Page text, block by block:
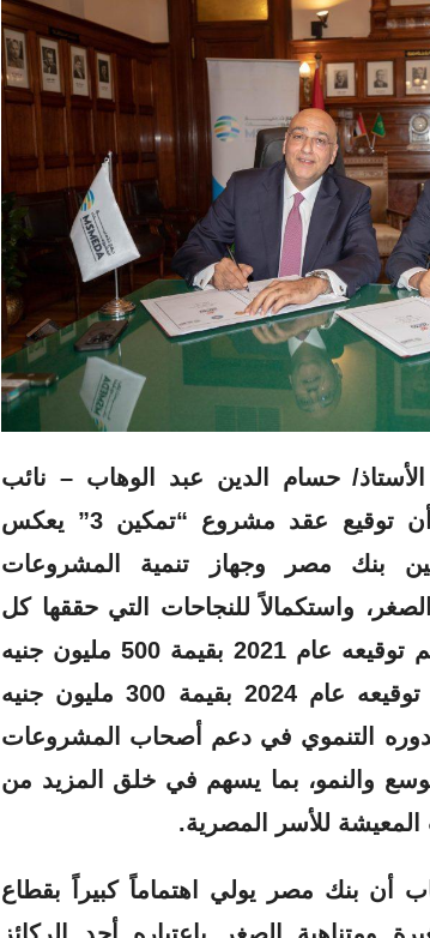
حسام الدين عبد الوهاب – نائب
الرئيس التنفيذي لبنك مصر، أن توقيع عقد مشروع “تمكين 3” يعكس
بنك مصر وجهاز تنمية المشروعات
واستكمالاً للنجاحات التي حققها كل
من مشروع “تمكين 1” الذي تم توقيعه عام 2021 بقيمة 500 مليون جنيه
ومشروع “تمكين 2” الذي تم توقيعه عام 2024 بقيمة 300 مليون جنيه
بدوره التنموي في دعم أصحاب المشروعات
والنمو، بما يسهم في خلق المزيد من
للأسر المصرية.
أن بنك مصر يولي اهتماماً كبيراً بقطاع